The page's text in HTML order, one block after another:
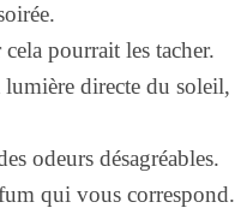
pourrait les tacher.
directe du soleil,
odeurs désagréables.
qui vous correspond.